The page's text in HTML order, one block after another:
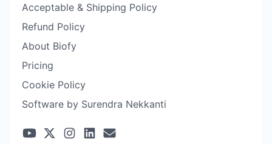
Acceptable & Shipping Policy
Refund Policy
About Biofy
Pricing
Cookie Policy
Software by Surendra Nekkanti